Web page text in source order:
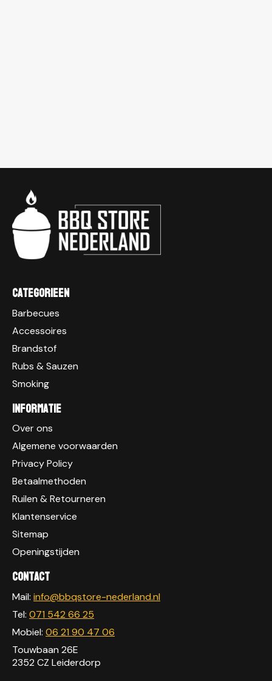
Categorieen
Barbecues
Accessoires
Brandstof
Rubs & Sauzen
Smoking
Informatie
Over ons
Algemene voorwaarden
Privacy Policy
Betaalmethoden
Ruilen & Retourneren
Klantenservice
Sitemap
Openingstijden
Contact
Mail: info@bbqstore-nederland.nl
Tel: 071 542 66 25
Mobiel: 06 21 90 47 06
Touwbaan 26E
2352 CZ Leiderdorp